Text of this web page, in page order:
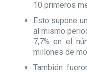
10 primeros
Esto supone un
al mismo
7,7% en el
millones de
También